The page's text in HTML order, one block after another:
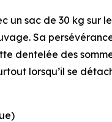
un sac de 30 kg sur
Sa
dentelée des
lorsqu’il se